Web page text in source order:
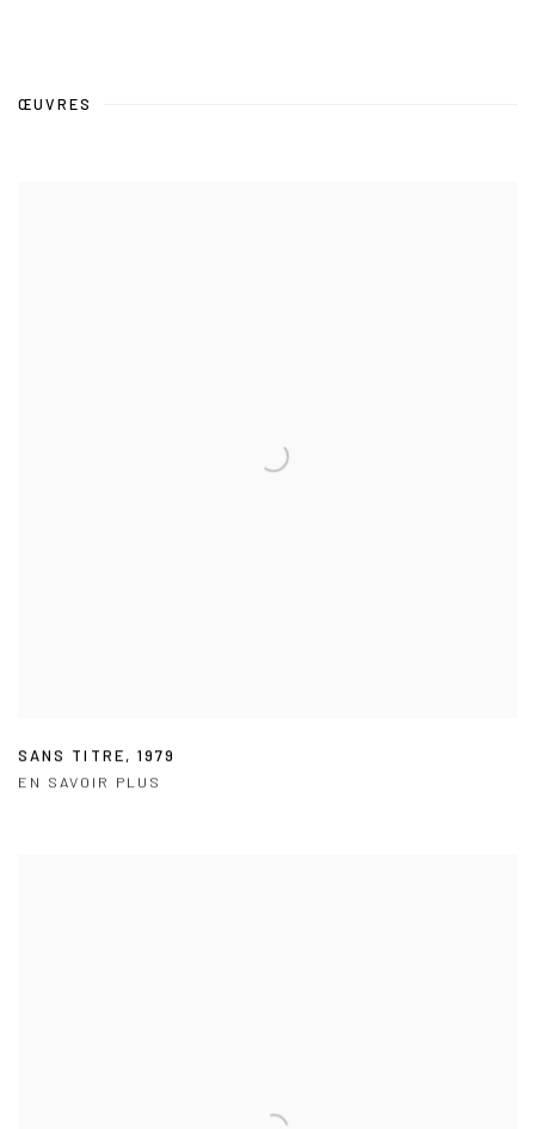
ŒUVRES
SANS TITRE, 1979
EN SAVOIR PLUS